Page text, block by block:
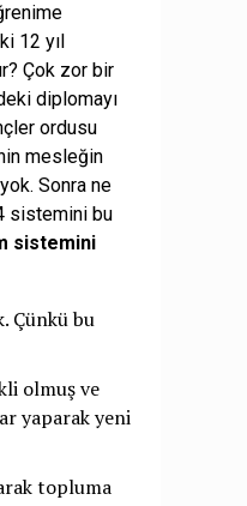
12 yıl
Çok zor bir
diplomayı
ordusu
mesleğin
Sonra ne
sistemini bu
sistemini
Çünkü bu
olmuş ve
yaparak yeni
topluma